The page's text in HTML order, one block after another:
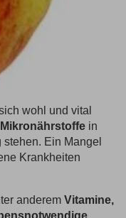
wohl und vital
Mikronährstoffe in
Ein Mangel
Krankheiten
anderem Vitamine,